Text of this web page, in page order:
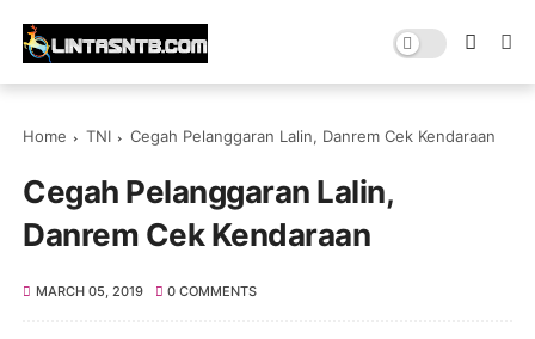
Home TNI Cegah Pelanggaran Lalin, Danrem Cek Kendaraan
Cegah Pelanggaran Lalin,
Danrem Cek Kendaraan
MARCH 05, 2019 0 COMMENTS